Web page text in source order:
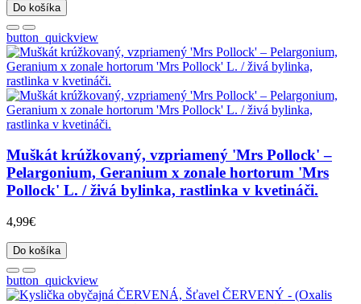
Do košíka
button_quickview
Muškát krúžkovaný, vzpriamený 'Mrs Pollock' –
Pelargonium, Geranium x zonale hortorum 'Mrs
Pollock' L. / živá bylinka, rastlinka v kvetináči.
4,99€
Do košíka
button_quickview